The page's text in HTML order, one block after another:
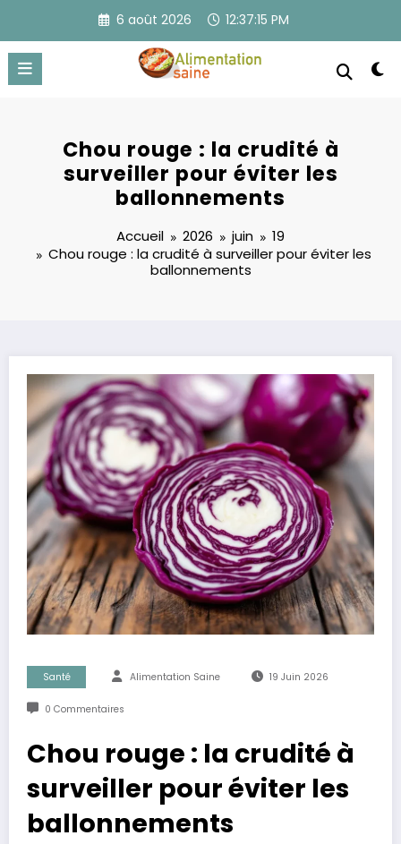
contenu
6 août 2026 12:37:15 PM
Chou rouge : la crudité à
surveiller pour éviter les
ballonnements
Accueil 2026 juin
19
Chou rouge : la crudité à surveiller pour éviter les
ballonnements
Santé Alimentation Saine 19 Juin 2026
0 Commentaires
Chou rouge : la crudité à
surveiller pour éviter les
ballonnements